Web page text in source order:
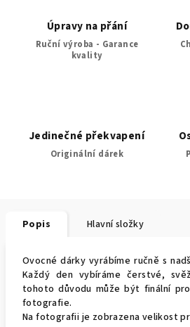
Úpravy na přání
Ruční výroba - Garance
kvality
Jedinečné překvapení
Originální dárek
Popis Hlavní složky
Ovocné dárky vyrábíme ručně s
Každý den vybíráme čerstvé,
tohoto důvodu může být finální
fotografie.
Na fotografii je zobrazena velikost